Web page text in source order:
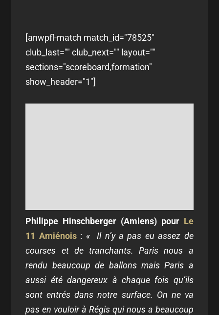
[anwpfl-match match_id="78525"
club_last="" club_next="" layout=""
sections="scoreboard,formation"
show_header="1"]
Philippe Hinschberger (Amiens) pour Le
11 Amiénois : « Il n’y a pas eu assez de
courses et de tranchants. Paris nous a
rendu beaucoup de ballons mais Paris a
aussi été dangereux à chaque fois qu’ils
sont entrés dans notre surface. On ne va
pas en vouloir à Régis qui nous a beaucoup